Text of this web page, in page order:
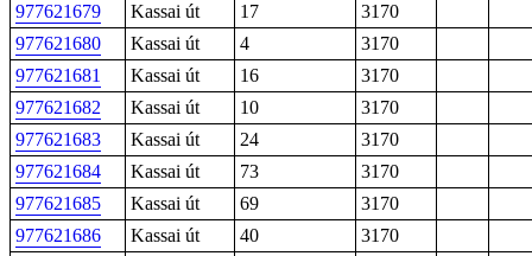
977621679
Kassai út 17
3170
977621680
Kassai út 4
3170
977621681
Kassai út 16
3170
977621682
Kassai út 10
3170
977621683
Kassai út 24
3170
977621684
Kassai út 73
3170
977621685
Kassai út 69
3170
977621686
Kassai út 40
3170